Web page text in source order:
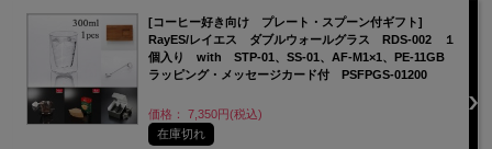
[コーヒー好き向け プレート・スプーン付ギフト]
RayES/レイエス ダブルウォールグラス RDS-002 １
個入り with STP-01、SS-01、AF-M1×1、PE-11GB
ラッピング・メッセージカード付 PSFPGS-01200
価格： 7,350円(税込)
在庫切れ